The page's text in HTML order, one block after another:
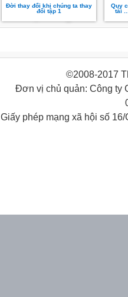
Đời thay đổi khi chúng ta thay
đổi tập 1
Quy
tài
©2008-2017
Đơn vị chủ quản: Công ty
Giấy phép mạng xã hội số